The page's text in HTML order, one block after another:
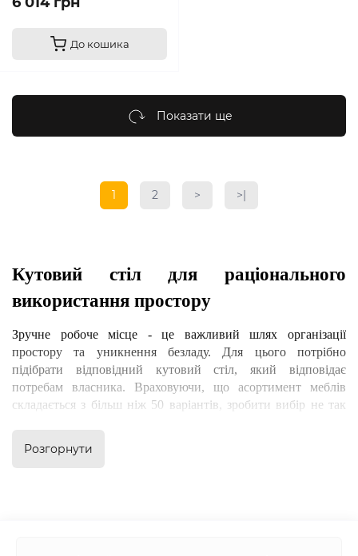
До кошика
Показати ще
1 2 > >|
Кутовий стіл для раціонального
використання простору
Зручне робоче місце - це важливий шлях організації
простору та уникнення безладу. Для цього потрібно
підібрати відповідний кутовий стіл, який відповідає
потребам власника. Враховуючи, що асортимент меблів
складається з більш ніж 50 варіантів, зробити вибір не так
Розгорнути